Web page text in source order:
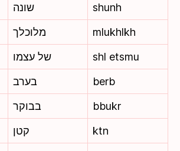
שונה
shunh
מלוכלך
mlukhlkh
של עצמו
shl etsmu
בערב
berb
בבוקר
bbukr
קטן
ktn